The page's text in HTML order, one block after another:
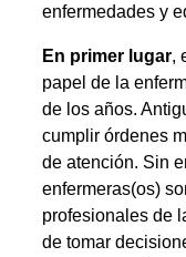
enfermedades y
En primer lugar,
papel de la
de los años.
cumplir órdenes
de atención. Sin
enfermeras(os)
profesionales de
de tomar